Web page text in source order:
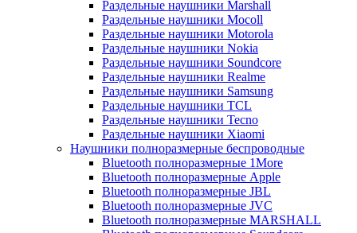
Раздельные наушники Marshall
Раздельные наушники Mocoll
Раздельные наушники Motorola
Раздельные наушники Nokia
Раздельные наушники Soundcore
Раздельные наушники Realme
Раздельные наушники Samsung
Раздельные наушники TCL
Раздельные наушники Tecno
Раздельные наушники Xiaomi
Наушники полноразмерные беспроводные
Bluetooth полноразмерные 1More
Bluetooth полноразмерные Apple
Bluetooth полноразмерные JBL
Bluetooth полноразмерные JVC
Bluetooth полноразмерные MARSHALL